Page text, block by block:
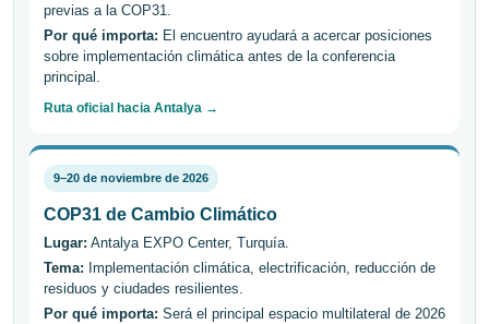
previas a la COP31.
Por qué importa: El encuentro ayudará a acercar posiciones
sobre implementación climática antes de la conferencia
principal.
Ruta oficial hacia Antalya →
9–20 de noviembre de 2026
COP31 de Cambio Climático
Lugar: Antalya EXPO Center, Turquía.
Tema: Implementación climática, electrificación, reducción de
residuos y ciudades resilientes.
Por qué importa: Será el principal espacio multilateral de 2026